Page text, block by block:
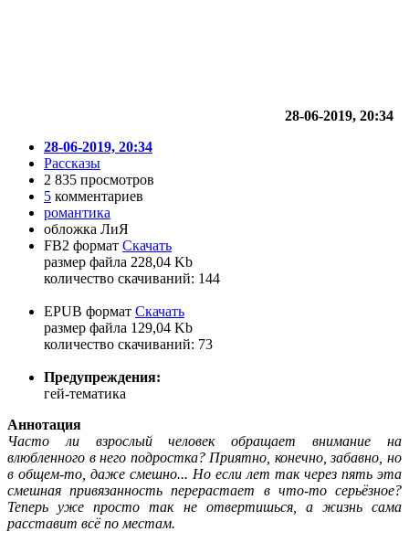
28-06-2019, 20:34
28-06-2019, 20:34
Рассказы
2 835 просмотров
5 комментариев
романтика
обложка ЛиЯ
FB2 формат Скачать
размер файла 228,04 Kb
количество cкачиваний: 144
EPUB формат Скачать
размер файла 129,04 Kb
количество cкачиваний: 73
Предупреждения:
гей-тематика
Аннотация
Часто ли взрослый человек обращает внимание на
влюбленного в него подростка? Приятно, конечно, забавно, но
в общем-то, даже смешно... Но если лет так через пять эта
смешная привязанность перерастает в что-то серьёзное?
Теперь уже просто так не отвертишься, а жизнь сама
расставит всё по местам.